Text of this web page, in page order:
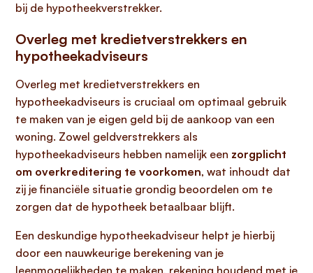
bij de hypotheekverstrekker.
Overleg met kredietverstrekkers en
hypotheekadviseurs
Overleg met kredietverstrekkers en
hypotheekadviseurs is cruciaal om optimaal gebruik
te maken van je eigen geld bij de aankoop van een
woning. Zowel geldverstrekkers als
hypotheekadviseurs hebben namelijk een zorgplicht
om overkreditering te voorkomen, wat inhoudt dat
zij je financiële situatie grondig beoordelen om te
zorgen dat de hypotheek betaalbaar blijft.
Een deskundige hypotheekadviseur helpt je hierbij
door een nauwkeurige berekening van je
leenmogelijkheden te maken, rekening houdend met je